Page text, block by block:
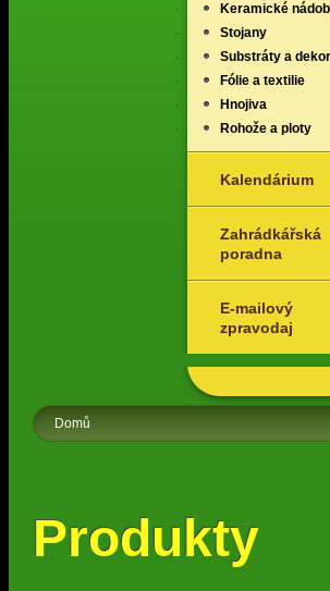
Keramické
Stojany
Substráty a
Fólie a textilie
Hnojiva
Rohože a ploty
Kalendárium
Zahrádkářská
poradna
E-mailový
zpravodaj
Domů
Produkty